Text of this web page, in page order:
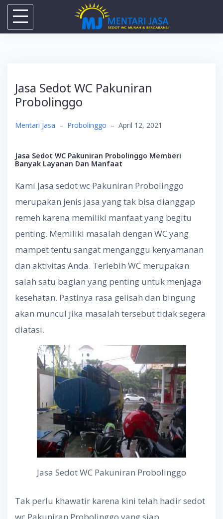
Skip
Jasa Sedot WC Pakuniran
Probolinggo
Mentari Jasa – Probolinggo – April 12, 2021
Jasa Sedot WC Pakuniran Probolinggo Memberi
Banyak Layanan Dan Manfaat
Kami Jasa sedot wc Pakuniran Probolinggo
merupakan jenis jasa yang tak bisa dianggap
remeh karena memiliki manfaat yang begitu
penting. Memiliki masalah dengan WC yang
mampet tentu sangat menganggu kenyamanan
dan aktivitas Anda. Terlebih WC merupakan
salah satu bagian yang penting untuk menjaga
kesehatan. Pastinya rasa gelisah dan bingung
akan muncul jika masalah tersebut tidak segera
diatasi.
Jasa Sedot WC Pakuniran Probolinggo
Tak perlu khawatir karena kini telah hadir sedot